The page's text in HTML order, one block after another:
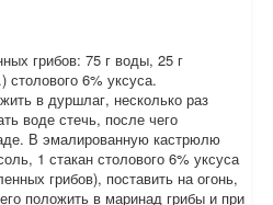
грибов: 75 г воды, 25 г
столового 6% уксуса.
в дуршлаг, несколько раз
воде стечь, после чего
В эмалированную кастрюлю
1 стакан столового 6% уксуса
грибов), поставить на огонь,
положить в маринад грибы и при